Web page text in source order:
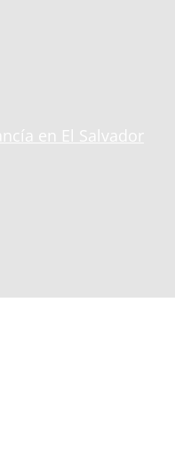
en El Salvador